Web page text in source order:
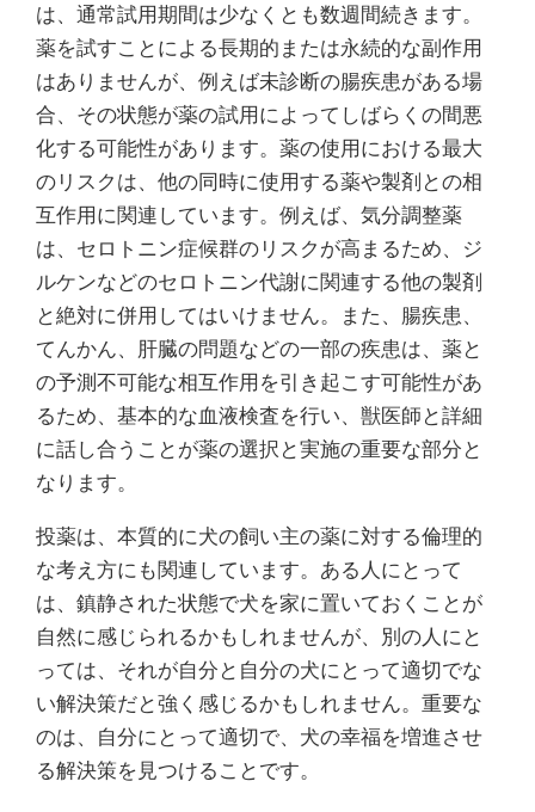
は、通常試用期間は少なくとも数週間続きます。
薬を試すことによる長期的または永続的な副作用
はありませんが、例えば未診断の腸疾患がある場
合、その状態が薬の試用によってしばらくの間悪
化する可能性があります。薬の使用における最大
のリスクは、他の同時に使用する薬や製剤との相
互作用に関連しています。例えば、気分調整薬
は、セロトニン症候群のリスクが高まるため、ジ
ルケンなどのセロトニン代謝に関連する他の製剤
と絶対に併用してはいけません。また、腸疾患、
てんかん、肝臓の問題などの一部の疾患は、薬と
の予測不可能な相互作用を引き起こす可能性があ
るため、基本的な血液検査を行い、獣医師と詳細
に話し合うことが薬の選択と実施の重要な部分と
なります。
投薬は、本質的に犬の飼い主の薬に対する倫理的
な考え方にも関連しています。ある人にとって
は、鎮静された状態で犬を家に置いておくことが
自然に感じられるかもしれませんが、別の人にと
っては、それが自分と自分の犬にとって適切でな
い解決策だと強く感じるかもしれません。重要な
のは、自分にとって適切で、犬の幸福を増進させ
る解決策を見つけることです。